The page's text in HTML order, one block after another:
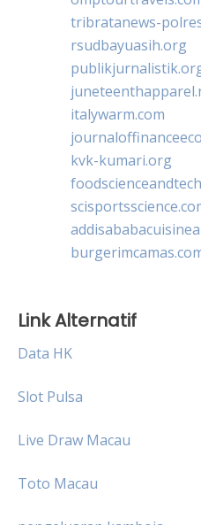
tribratanews-
rsudbayuasih.org
italywarm.com
kvk-kumari.org
Link Alternatif
Data HK
Slot Pulsa
Live Draw Macau
Toto Macau